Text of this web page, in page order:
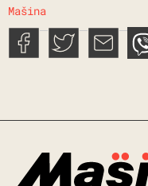
Mašina